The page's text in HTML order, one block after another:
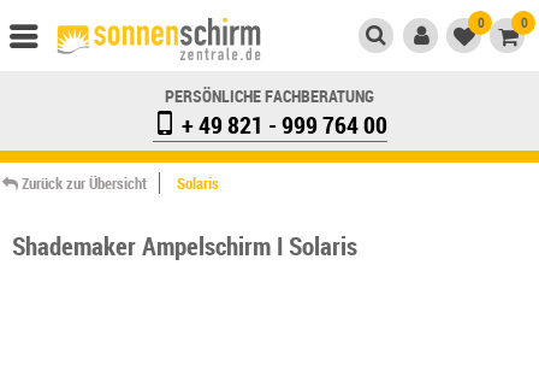
0 0
PERSÖNLICHE FACHBERATUNG
+ 49 821 - 999 764 00
Zurück zur Übersicht Solaris
Shademaker Ampelschirm I Solaris